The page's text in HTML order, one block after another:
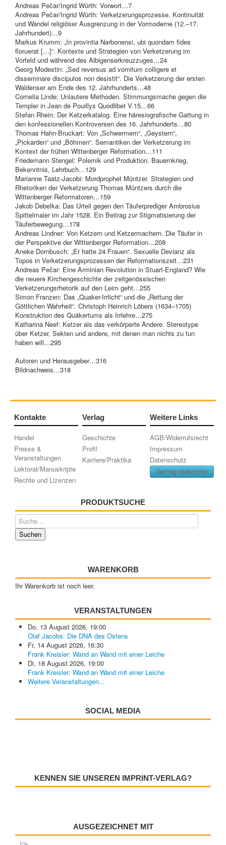
Andreas Pečar/Ingrid Würth: Vorwort…7
Andreas Pečar/Ingrid Würth: Verketzerungsprozesse. Kontinuität
und Wandel religiöser Ausgrenzung in der Vormoderne (12.–17.
Jahrhundert)…9
Markus Krumm: „In provintia Narbonensi, ubi quondam fides
floruerat […]“. Kontexte und Strategien von Verketzerung im
Vorfeld und während des Albigenserkreuzzuges…24
Georg Modestin: „Sed reversus ad vomitum colligere et
disseminare discipulos non desistit“. Die Verketzerung der ersten
Waldenser am Ende des 12. Jahrhunderts…48
Cornelia Linde: Unlautere Methoden. Stimmungsmache gegen die
Templer in Jean de Pouillys Quodlibet V.15…66
Stefan Rhein: Der Ketzerkatalog. Eine häresiografische Gattung in
den konfessionellen Kontroversen des 16. Jahrhunderts…80
Thomas Hahn-Bruckart: Von „Schwermern“, „Geystern“,
„Pickarden“ und „Böhmen“. Semantiken der Verketzerung im
Kontext der frühen Wittenberger Reformation…111
Friedemann Stengel: Polemik und Produktion. Bauernkrieg,
Bekenntnis, Lehrbuch…129
Marianne Taatz-Jacobi: Mordprophet Müntzer. Strategien und
Rhetoriken der Verketzerung Thomas Müntzers durch die
Wittenberger Reformatoren…159
Jakob Debelka: Das Urteil gegen den Täuferprediger Ambrosius
Spittelmaier im Jahr 1528. Ein Beitrag zur Stigmatisierung der
Täuferbewegung…178
Andreas Lindner: Von Ketzern und Ketzermachern. Die Täufer in
der Perspektive der Wittenberger Reformation…208
Aneke Dornbusch: „Er hatte 24 Frauen“. Sexuelle Devianz als
Topos in Verketzerungsprozessen der Reformationszeit…231
Andreas Pečar: Eine Arminian Revolution in Stuart-England? Wie
die neuere Kirchengeschichte der zeitgenössischen
Verketzerungsrhetorik auf den Leim geht…255
Simon Franzen: Das „Quaker-Irrlicht“ und die „Rettung der
Göttlichen Wahrheit“. Christoph Heinrich Löbers (1634–1705)
Konstruktion des Quäkertums als Irrlehre…275
Katharina Neef: Ketzer als das verkörperte Andere. Stereotype
über Ketzer, Sekten und andere, mit denen man nichts zu tun
haben will…295
Autoren und Herausgeber…316
Bildnachweis…318
Kontakte
Handel
Presse &
Veranstaltungen
Lektorat/Manuskripte
Rechte und Lizenzen
Verlag
Geschichte
Profil
Karriere/Praktika
Weitere Links
AGB/Widerrufsrecht
Impressum
Datenschutz
Vertrag widerrufen
PRODUKTSUCHE
WARENKORB
Ihr Warenkorb ist noch leer.
VERANSTALTUNGEN
Do, 13 August 2026, 19:00
Olaf Jacobs: Die DNA des Ostens
Fr, 14 August 2026, 16:30
Frank Kreisler: Wand an Wand mit einer Leiche
Di, 18 August 2026, 19:00
Frank Kreisler: Wand an Wand mit einer Leiche
Weitere Veranstaltungen...
SOCIAL MEDIA
KENNEN SIE UNSEREN IMPRINT-VERLAG?
AUSGEZEICHNET MIT